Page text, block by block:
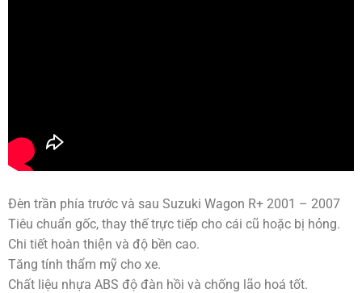
Đèn trần phía trước và sau Suzuki Wagon R+ 2001 – 2007
Tiêu chuẩn gốc, thay thế trực tiếp cho cái cũ hoặc bị hỏng.
Chi tiết hoàn thiện và độ bền cao.
Tăng tính thẩm mỹ cho xe.
Chất liệu nhựa ABS độ đàn hồi và chống lão hoá tốt.